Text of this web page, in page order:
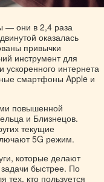
— они в 2,4 раза
оказалась
привычки
инструмент для
ускоренного интернета
смартфоны Apple и
повышенной
и Близнецов.
текущие
5G режим.
которые делают
быстрее. По
тех, кто пользуется